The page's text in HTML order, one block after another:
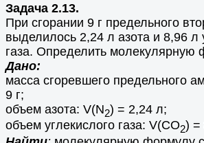
Задача 2.13.
При сгорании 9 г предельного
выделилось 2,24 л азота и 8,96 л
газа. Определить молекулярную
Дано:
масса сгоревшего предельного
9 г;
объем азота: V(N2) = 2,24 л;
объем углекислого газа: V(СО2) =